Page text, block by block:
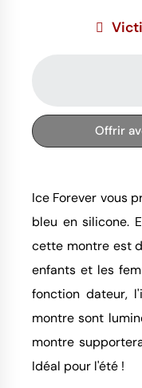
Offrir
Ice Forever vous
bleu en silicone.
cette montre est
enfants et les
fonction dateur,
montre sont
montre
Idéal pour l'été !